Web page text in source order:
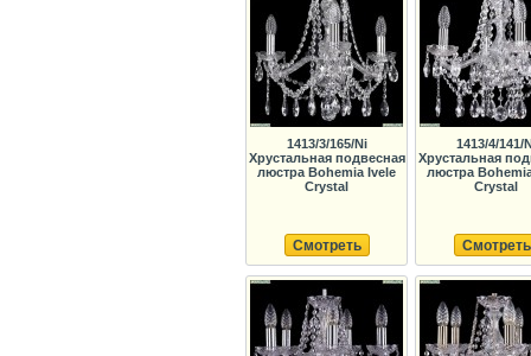
1413/3/165/Ni
Хрустальная подвесная
люстра Bohemia Ivele
Crystal
Смотреть
1413/4/141/
Хрустальная
люстра
Crystal
Смотреть